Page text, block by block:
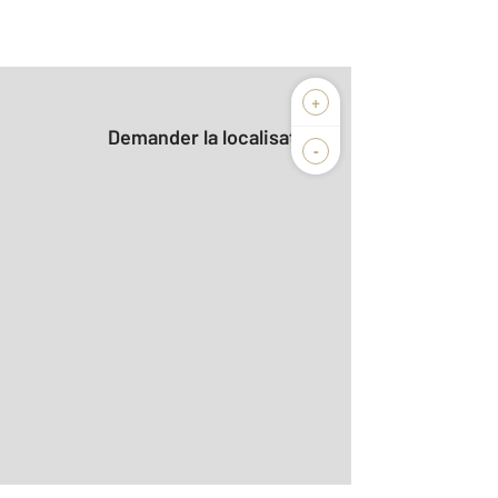
+
-
Demander la localisation